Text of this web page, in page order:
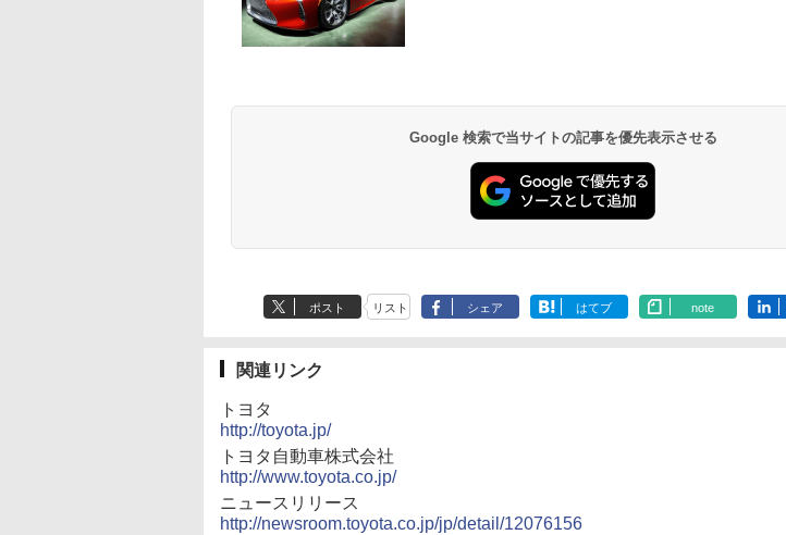
Google 検索で当サイトの記事を優先表示させる
ポスト リスト シェア はてブ note
関連リンク
トヨタ
http://toyota.jp/
トヨタ自動車株式会社
http://www.toyota.co.jp/
ニュースリリース
http://newsroom.toyota.co.jp/jp/detail/12076156